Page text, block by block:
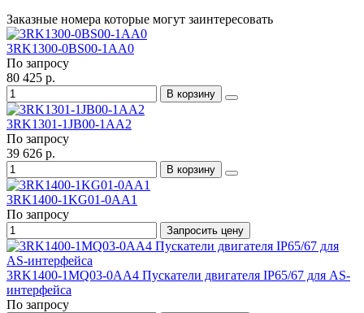
Заказные номера которые могут заинтересовать
3RK1300-0BS00-1AA0
По запросу
80 425 р.
В корзину
3RK1301-1JB00-1AA2
По запросу
39 626 р.
В корзину
3RK1400-1KG01-0AA1
По запросу
Запросить цену
3RK1400-1MQ03-0AA4 Пускатели двигателя IP65/67 для AS-
интерфейса
По запросу